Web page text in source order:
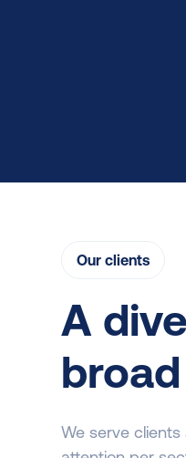
Our clients
A
We serve